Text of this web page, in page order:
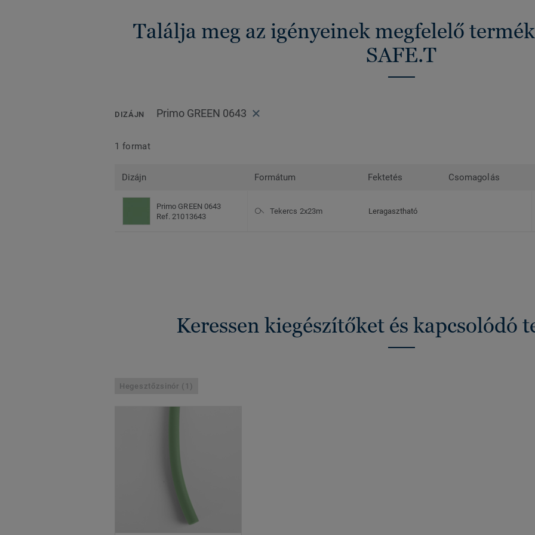
Találja meg az igényeinek megfelelő
SAFE.T
DIZÁJN Primo GREEN 0643
1 format
Dizájn Formátum Fektetés Csomagolás
Primo GREEN 0643
Ref. 21013643
Tekercs 2x23m Leragasztható
Keressen kiegészítőket és kapcsolódó
Hegesztőzsinór (1)